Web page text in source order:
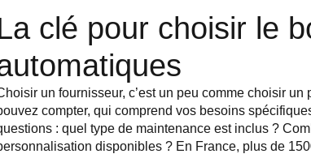
clé pour choisir le
un fournisseur, c’est un peu comme choisir
compter, qui comprend vos besoins
: quel type de maintenance est inclus ?
disponibles ? En France, plus de